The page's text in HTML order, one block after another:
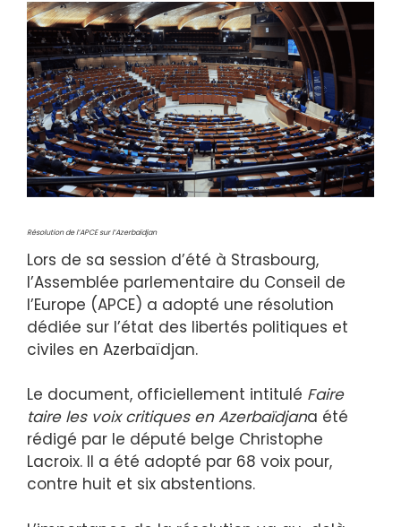
Résolution de l’APCE sur l’Azerbaïdjan
Lors de sa session d’été à Strasbourg,
l’Assemblée parlementaire du Conseil de
l’Europe (APCE) a adopté une résolution
dédiée sur l’état des libertés politiques et
civiles en Azerbaïdjan.
Le document, officiellement intitulé Faire
taire les voix critiques en Azerbaïdjana été
rédigé par le député belge Christophe
Lacroix. Il a été adopté par 68 voix pour,
contre huit et six abstentions.